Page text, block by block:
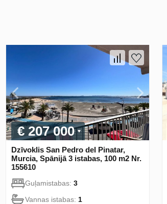
€ 207 000
Dzīvoklis San Pedro del Pinatar,
Murcia, Spānijā 3 istabas, 100 m2 Nr.
155610
Guļamistabas: 3
Vannas istabas: 1